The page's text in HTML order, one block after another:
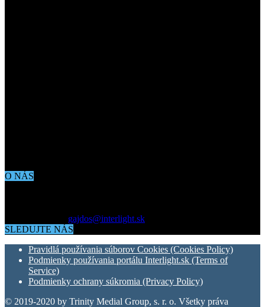
O NÁS
gajdos@interlight.sk
SLEDUJTE NÁS
Pravidlá používania súborov Cookies (Cookies Policy)
Podmienky používania portálu Interlight.sk (Terms of
Service)
Podmienky ochrany súkromia (Privacy Policy)
© 2019-2020 by Trinity Medial Group, s. r. o. Všetky práva